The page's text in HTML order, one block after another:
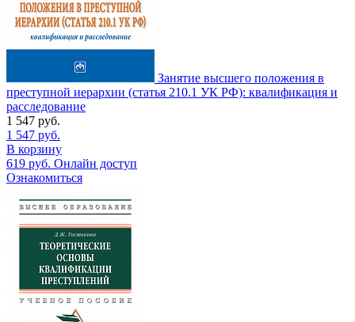
Занятие высшего положения в
преступной иерархии (статья 210.1 УК РФ): квалификация и
расследование
1 547 руб.
1 547 руб.
В корзину
619 руб. Онлайн доступ
Ознакомиться